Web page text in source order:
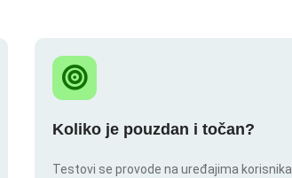
Koliko je pouzdan i točan?
Testovi se provode na uređajima korisnika.